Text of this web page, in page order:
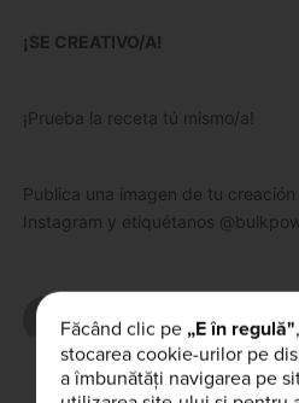
¡SE CREATIVO/A!
¡Prueba la receta tú mismo/a!
Publica una imagen de tu
Instagram y etiquétanos
marinaperez
Făcând clic pe „E în regulă"
stocarea cookie-urilor pe
a îmbunătăți navigarea pe